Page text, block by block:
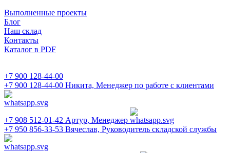
Выполненные проекты
Блог
Наш склад
Контакты
Каталог в PDF
+7 900 128-44-00
+7 900 128-44-00 Никита, Менеджер по работе с клиентами
+7 908 512-01-42 Артур, Менеджер
+7 950 856-33-53 Вячеслав, Руководитель складской службы